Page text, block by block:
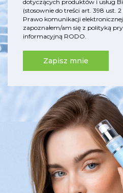
dotyczących produktów i usług
(stosownie do treści art. 398 ust.
Prawo komunikacji
zapoznałem/am się z polityką
informacyjną RODO
Zapisz mnie